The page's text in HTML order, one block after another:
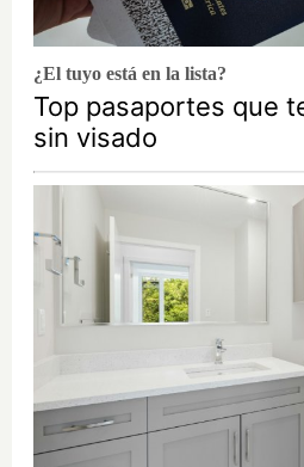
¿El tuyo está en la lista?
Top pasaportes que
sin visado